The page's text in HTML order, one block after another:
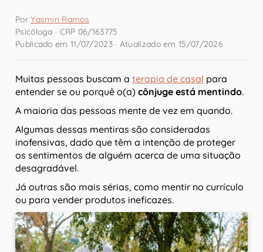
PorYasmin Ramos
Psicóloga · CRP 06/163775
Publicado em 11/07/2023 · Atualizado em 15/07/2026
Muitas pessoas buscam a terapia de casal para
entender se ou porquê o(a) cônjuge está mentindo.
A maioria das pessoas mente de vez em quando.
Algumas dessas mentiras são consideradas
inofensivas, dado que têm a intenção de proteger
os sentimentos de alguém acerca de uma situação
desagradável.
Já outras são mais sérias, como mentir no currículo
ou para vender produtos ineficazes.